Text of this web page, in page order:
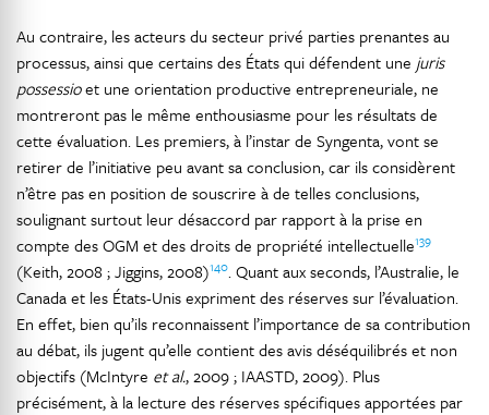
Au contraire, les acteurs du secteur privé parties prenantes au
processus, ainsi que certains des États qui défendent une juris
possessioet une orientation productive entrepreneuriale, ne
montreront pas le même enthousiasme pour les résultats de
cette évaluation. Les premiers, à l’instar de Syngenta, vont se
retirer de l’initiative peu avant sa conclusion, car ils considèrent
n’être pas en position de souscrire à de telles conclusions,
soulignant surtout leur désaccord par rapport à la prise en
compte des OGM et des droits de propriété intellectuelle139
(Keith, 2008 ; Jiggins, 2008)140. Quant aux seconds, l’Australie, le
Canada et les États-Unis expriment des réserves sur l’évaluation.
En effet, bien qu’ils reconnaissent l’importance de sa contribution
au débat, ils jugent qu’elle contient des avis déséquilibrés et non
objectifs (McIntyre et al., 2009 ; IAASTD, 2009). Plus
précisément, à la lecture des réserves spécifiques apportées par